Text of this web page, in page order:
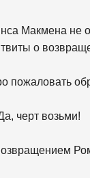
Макмена не
твиты о
пожаловать
черт возьми!